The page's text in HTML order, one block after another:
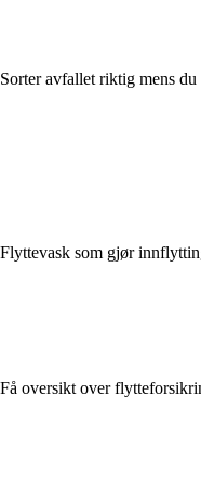
Sorter avfallet riktig mens du
Flyttevask som gjør
Få oversikt over